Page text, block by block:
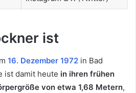
ist
16. Dezember 1972 in Bad
ist damit heute in ihren frühen
von etwa 1,68 Metern,